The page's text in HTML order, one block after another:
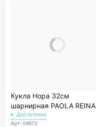
Кукла Нора 32см
шарнирная PAOLA REINА
Достаточно
Арт: 04872